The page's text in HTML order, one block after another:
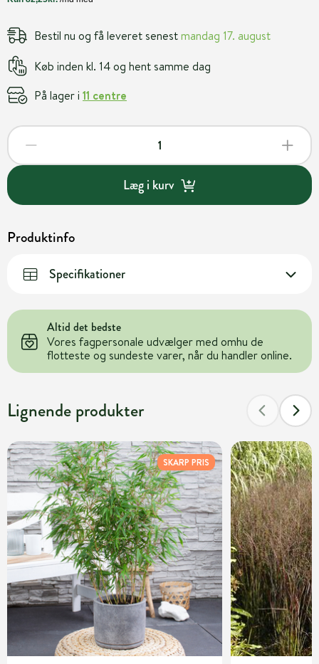
Bestil nu og få leveret senestmandag 17. august
Køb inden kl. 14 og hent samme dag
På lager i 11 centre
Læg i kurv
Produktinfo
Specifikationer
Altid det bedste
Vores fagpersonale udvælger med omhu de
flotteste og sundeste varer, når du handler online.
Lignende produkter
SKARP PRIS